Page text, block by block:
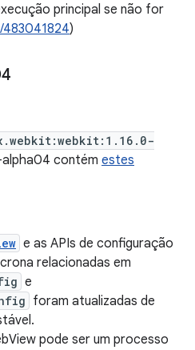
principal se não for
483041824)
alpha04 contém estes
e as APIs de configuração
relacionadas em
e
foram atualizadas de
pode ser um processo